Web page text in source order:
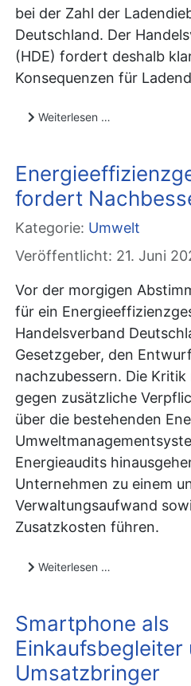
bei der Zahl der
Deutschland. Der
(HDE) fordert deshalb
Konsequenzen für
Weiterlesen …
fordert
Kategorie: Umwelt
Veröffentlicht: 21. Juni
Vor der morgigen
für ein
Handelsverband
Gesetzgeber, den
nachzubessern. Die
gegen zusätzliche
über die bestehenden
Energieaudits
Unternehmen zu einem
Verwaltungsaufwand
Zusatzkosten führen.
Weiterlesen …
Smartphone als
Einkaufsbegleiter
Umsatzbringer